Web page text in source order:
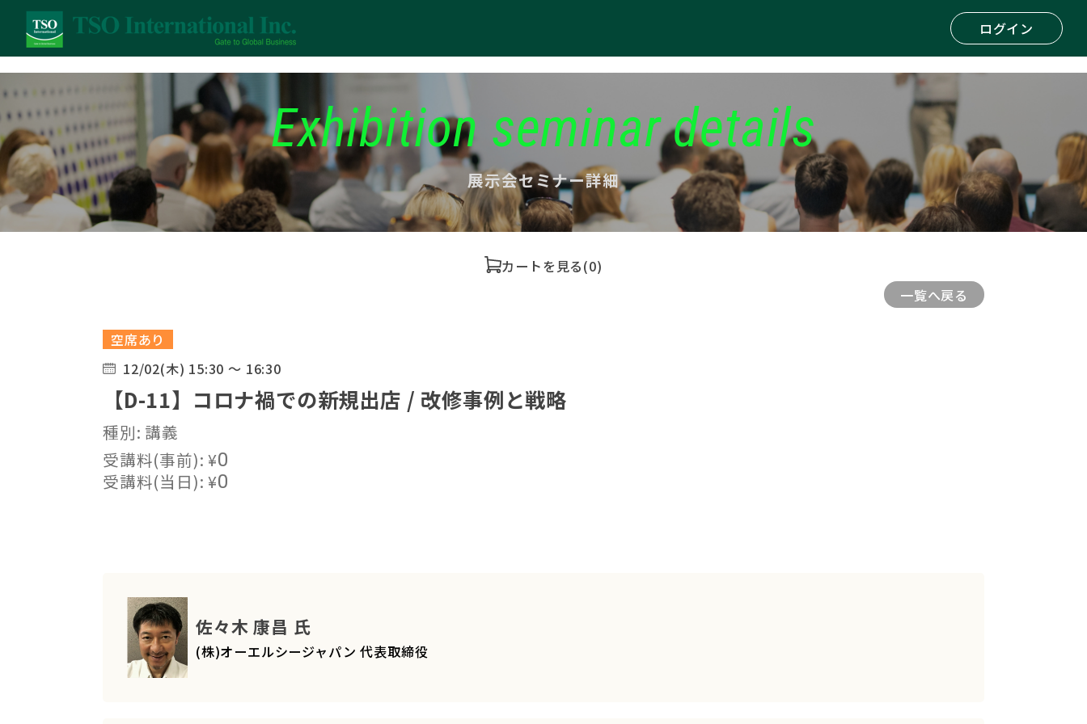
ログイン
Exhibition seminar details
展示会セミナー詳細
カートを見る(0)
一覧へ戻る
空席あり
12/02(木) 15:30 ～ 16:30
【D-11】コロナ禍での新規出店 / 改修事例と戦略
種別: 講義
受講料(事前):¥0
受講料(当日):¥0
佐々木 康昌 氏
(株)オーエルシージャパン 代表取締役